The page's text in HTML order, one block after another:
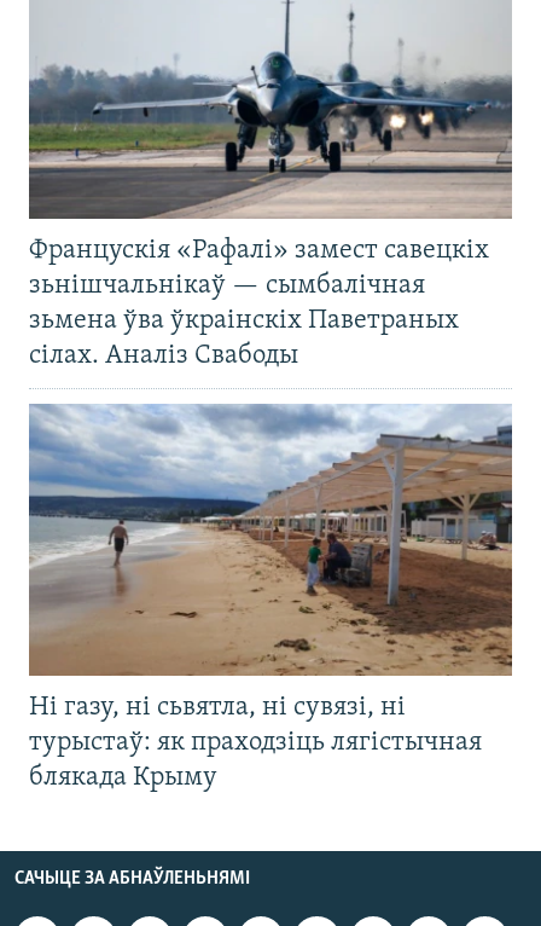
Францускія «Рафалі» замест савецкіх
зьнішчальнікаў — сымбалічная
зьмена ўва ўкраінскіх Паветраных
сілах. Аналіз Свабоды
Ні газу, ні сьвятла, ні сувязі, ні
турыстаў: як праходзіць лягістычная
блякада Крыму
САЧЫЦЕ ЗА АБНАЎЛЕНЬНЯМІ